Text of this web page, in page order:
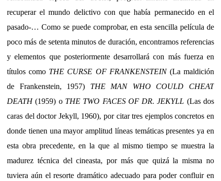
recuperar el mundo delictivo con que había permanecido en el
pasado-… Como se puede comprobar, en esta sencilla película de
poco más de setenta minutos de duración, encontramos referencias
y elementos que posteriormente desarrollará con más fuerza en
títulos como THE CURSE OF FRANKENSTEIN(La maldición
de Frankenstein, 1957) THE MAN WHO COULD CHEAT
DEATH(1959) o THE TWO FACES OF DR. JEKYLL (Las dos
caras del doctor Jekyll, 1960), por citar tres ejemplos concretos en
donde tienen una mayor amplitud líneas temáticas presentes ya en
esta obra precedente, en la que al mismo tiempo se muestra la
madurez técnica del cineasta, por más que quizá la misma no
tuviera aún el resorte dramático adecuado para poder confluir en